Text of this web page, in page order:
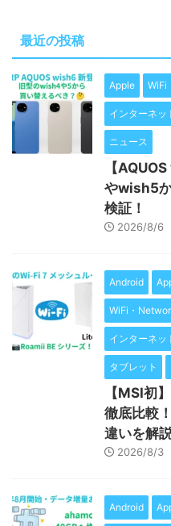
最近の投稿
Apple WiFi
インターネッ
ニュース
【
やwish5
検証！
2026/8/6
Android
WiFi・
インターネッ
タブレット
【MSI初
徹底比較
違いを解説
2026/8/3
Android